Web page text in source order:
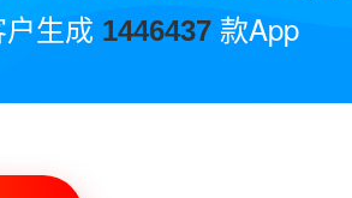
生成 1446437 款App